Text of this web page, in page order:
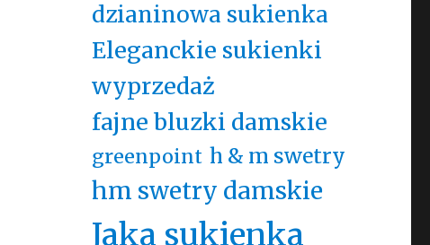
dzianinowa sukienka
Eleganckie sukienki
wyprzedaż
fajne bluzki damskie
greenpoint h & m swetry
hm swetry damskie
Jaka sukienka